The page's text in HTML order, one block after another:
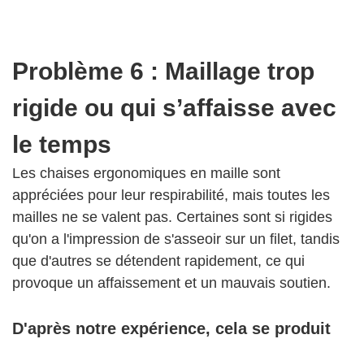
Problème 6 : Maillage trop
rigide ou qui s’affaisse avec
le temps
Les chaises ergonomiques en maille sont
appréciées pour leur respirabilité, mais toutes les
mailles ne se valent pas. Certaines sont si rigides
qu'on a l'impression de s'asseoir sur un filet, tandis
que d'autres se détendent rapidement, ce qui
provoque un affaissement et un mauvais soutien.
D'après notre expérience, cela se produit